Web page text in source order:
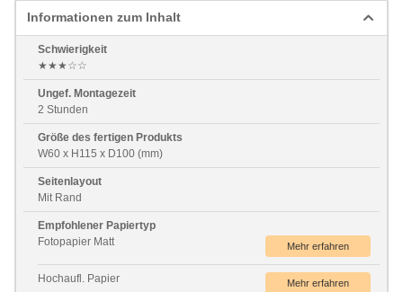
Informationen zum Inhalt
Schwierigkeit
★★★☆☆
Ungef. Montagezeit
2 Stunden
Größe des fertigen Produkts
W60 x H115 x D100 (mm)
Seitenlayout
Mit Rand
Empfohlener Papiertyp
Fotopapier Matt
Hochaufl. Papier